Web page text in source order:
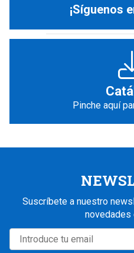
¡Síguenos
Pinche aquí
Suscríbete a nuestro
novedades